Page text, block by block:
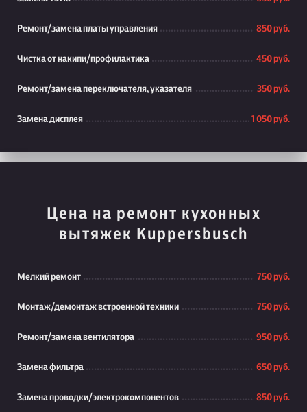
Ремонт/замена платы управления 850 руб.
Чистка от накипи/профилактика 450 руб.
Ремонт/замена переключателя, указателя 350 руб.
Замена дисплея 1 050 руб.
Цена на ремонт кухонных
вытяжек Kuppersbusch
Мелкий ремонт 750 руб.
Монтаж/демонтаж встроенной техники 750 руб.
Ремонт/замена вентилятора 950 руб.
Замена фильтра 650 руб.
Замена проводки/электрокомпонентов 850 руб.